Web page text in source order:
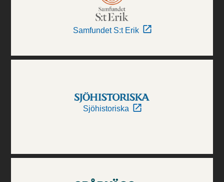
Samfundet S:t Erik
Sjöhistoriska